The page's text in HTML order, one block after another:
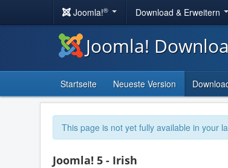
Joomla!® Download & Erweitern
Joomla!
Startseite Neueste Version
This page is not yet fully available in your
Joomla! 5 - Irish